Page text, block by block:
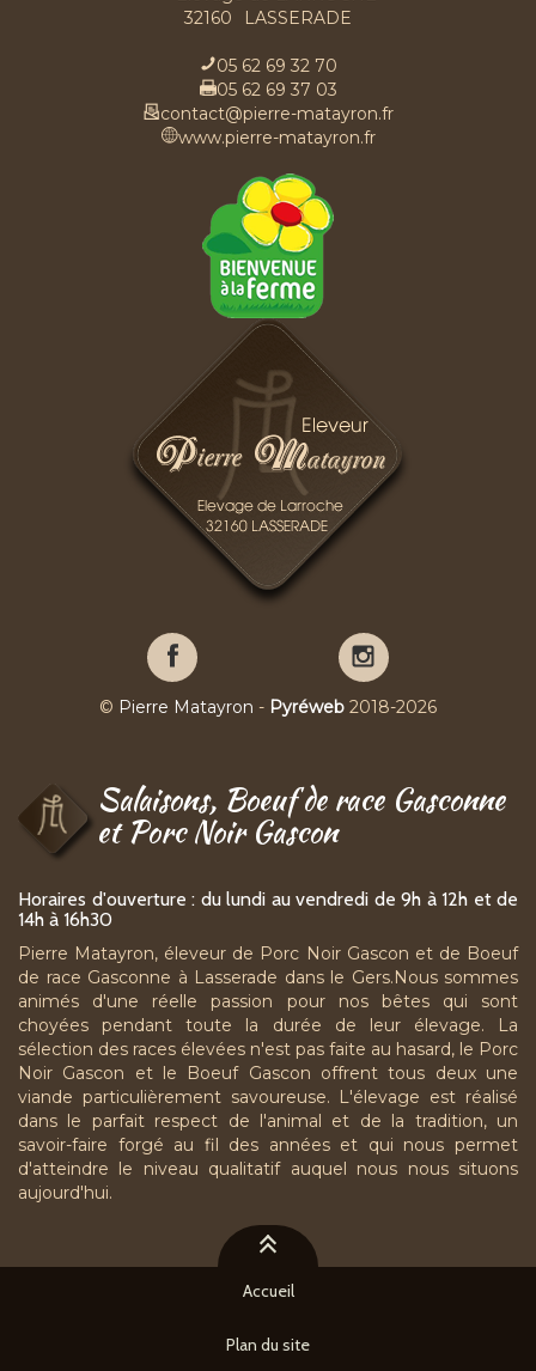
32160
LASSERADE
05 62 69 32 70
05 62 69 37 03
contact@pierre-matayron.fr
www.pierre-matayron.fr
Pierre
sur
Pierre
sur
© Pierre Matayron - Pyréweb2018-2026
Salaisons, Boeuf de race Gasconne
et Porc Noir Gascon
Horaires d'ouverture : du lundi au vendredi de 9h à 12h et de
14h à 16h30
Pierre Matayron, éleveur de Porc Noir Gascon et de Boeuf
de race Gasconne à Lasserade dans le Gers.Nous sommes
animés d'une réelle passion pour nos bêtes qui sont
choyées pendant toute la durée de leur élevage. La
sélection des races élevées n'est pas faite au hasard, le Porc
Noir Gascon et le Boeuf Gascon offrent tous deux une
viande particulièrement savoureuse. L'élevage est réalisé
dans le parfait respect de l'animal et de la tradition, un
savoir-faire forgé au fil des années et qui nous permet
d'atteindre le niveau qualitatif auquel nous nous situons
aujourd'hui.
Accueil
Plan du site